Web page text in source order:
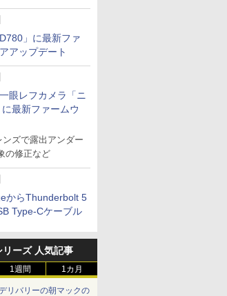
D780」に最新ファ
アップデート
眼レフカメラ「ニ
最新ファームウ
ンズで露出アンダー
の修正など
からThunderbolt 5
Type-Cケーブル
ーズ 人気記事
1週間 1カ月
リバリーの朝マックの